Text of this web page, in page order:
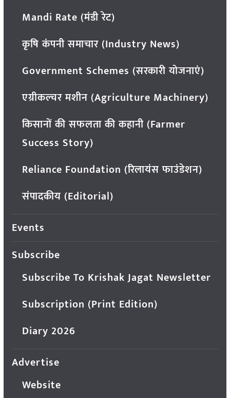
Mandi Rate (मंडी रेट)
कृषि कंपनी समाचार (Industry News)
Government Schemes (सरकारी योजनाएं)
एग्रीकल्चर मशीन (Agriculture Machinery)
किसानों की सफलता की कहानी (Farmer
Success Story)
Reliance Foundation (रिलायंस फाउंडेशन)
संपादकीय (Editorial)
Events
Subscribe
Subscribe To Krishak Jagat Newsletter
Subscription (Print Edition)
Diary 2026
Advertise
Website